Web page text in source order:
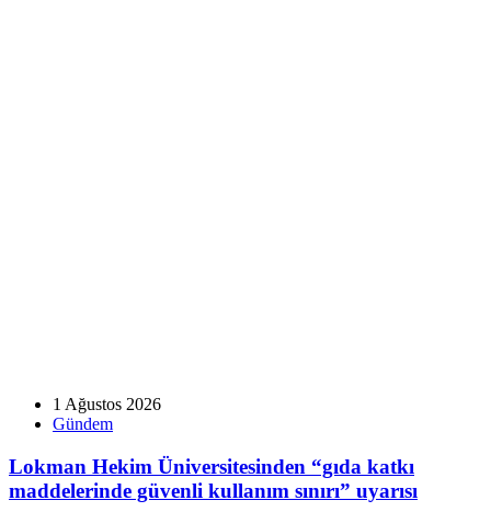
1 Ağustos 2026
Gündem
Lokman Hekim Üniversitesinden “gıda katkı
maddelerinde güvenli kullanım sınırı” uyarısı